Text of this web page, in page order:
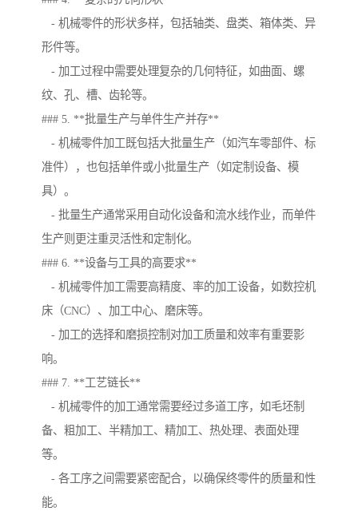
- 机械零件的形状多样，包括轴类、盘类、箱体类、异
形件等。
- 加工过程中需要处理复杂的几何特征，如曲面、螺
纹、孔、槽、齿轮等。
### 5. **批量生产与单件生产并存**
- 机械零件加工既包括大批量生产（如汽车零部件、标
准件），也包括单件或小批量生产（如定制设备、模
具）。
- 批量生产通常采用自动化设备和流水线作业，而单件
生产则更注重灵活性和定制化。
### 6. **设备与工具的高要求**
- 机械零件加工需要高精度、率的加工设备，如数控机
床（CNC）、加工中心、磨床等。
- 加工的选择和磨损控制对加工质量和效率有重要影
响。
### 7. **工艺链长**
- 机械零件的加工通常需要经过多道工序，如毛坯制
备、粗加工、半精加工、精加工、热处理、表面处理
等。
- 各工序之间需要紧密配合，以确保终零件的质量和性
能。